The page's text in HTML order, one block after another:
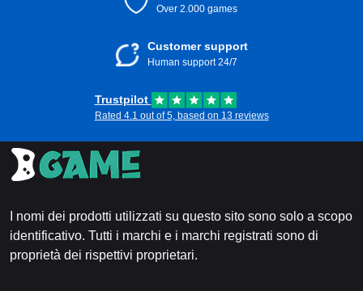
Over 2.000 games
Customer support
Human support 24/7
Trustpilot
Rated 4.1 out of 5, based on 13 reviews
I nomi dei prodotti utilizzati su questo sito sono solo a scopo
identificativo. Tutti i marchi e i marchi registrati sono di
proprietà dei rispettivi proprietari.